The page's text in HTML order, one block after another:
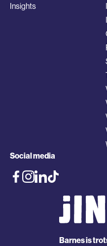
Insights
Social media
Barnes is